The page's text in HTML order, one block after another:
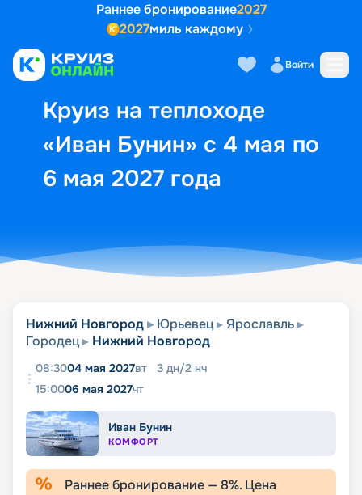
Раннее бронирование2027
2027миль каждому
Войти
Круиз на теплоходе
«Иван Бунин» с 4 мая по
6 мая 2027 года
Выбор кают Маршрут и
Нижний Новгород Юрьевец
Ярославль
Городец
Нижний Новгород
08:3004 мая 2027вт 3 дн/2 нч
15:0006 мая 2027чт
Иван Бунин
КОМФОРТ
Раннее бронирование — 8%. Цена